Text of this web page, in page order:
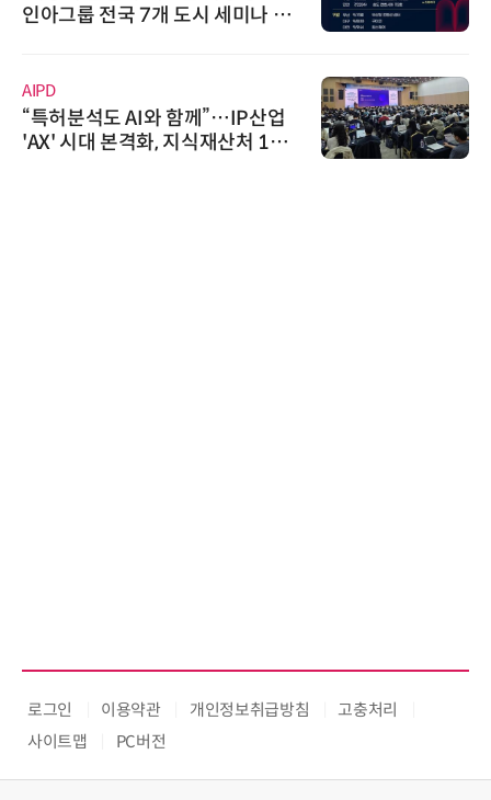
인아그룹 전국 7개 도시 세미나 페
AIPD
“특허분석도 AI와 함께”…IP산업
'AX' 시대 본격화, 지식재산처 1호
로그인 이용약관 개인정보취급방침
고충처리
사이트맵
PC버전